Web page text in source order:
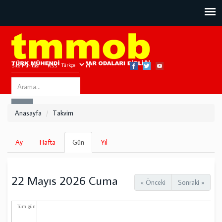
Site Haritası RSS Bize Ulaşın
Search
this
Anasayfa Takvim
Birincil
sekmeler
Ay Hafta Gün
sekme)
Yıl
« Önceki Sonraki »
22 Mayıs 2026 Cuma
Tüm gün